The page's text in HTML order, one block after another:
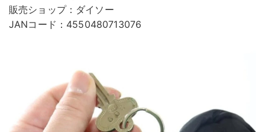
販売ショップ：ダイソー
JANコード：4550480713076